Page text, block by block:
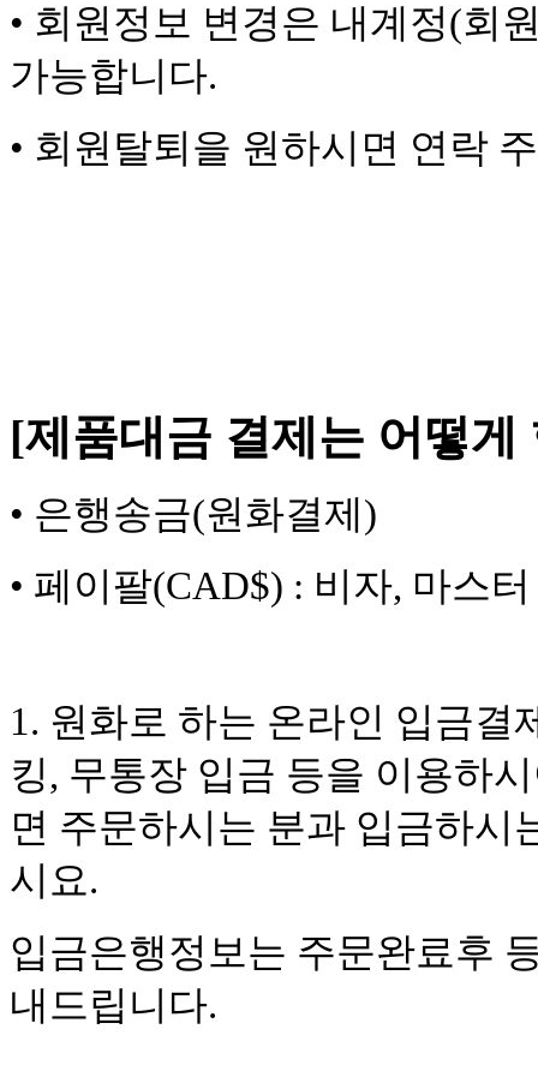
• 회원정보 변경은 내계정(회
가능합니다.
• 회원탈퇴을 원하시면 연락
[제품대금 결제는 어떻게
• 은행송금(원화결제)
• 페이팔(CAD$) : 비자, 마스
1. 원화로 하는 온라인 입금결
킹, 무통장 입금 등을 이용하
면 주문하시는 분과 입금하시
시요.
입금은행정보는 주문완료후
내드립니다.